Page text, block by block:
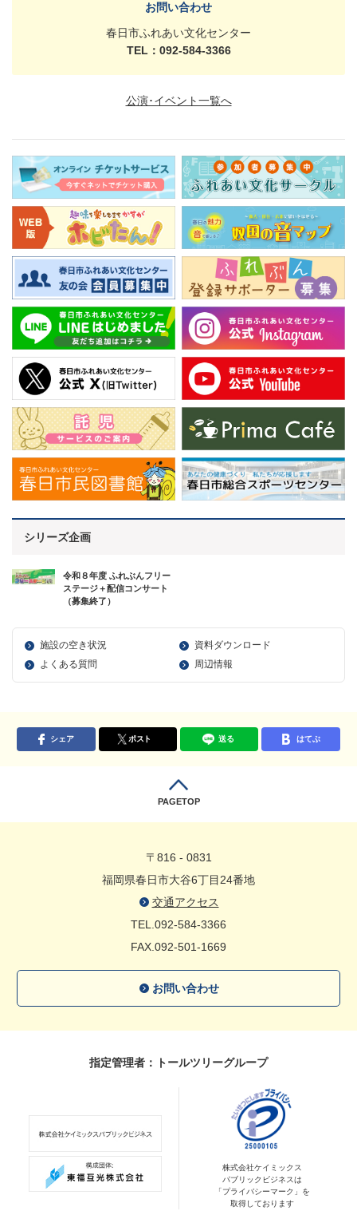
お問い合わせ
春日市ふれあい文化センター
TEL：092-584-3366
公演･イベント一覧へ
シリーズ企画
令和８年度 ふれぶんフリー
ステージ＋配信コンサート
（募集終了）
施設の空き状況
資料ダウンロード
よくある質問
周辺情報
シェア ポスト 送る はてぶ
PAGETOP
〒816 - 0831
福岡県春日市大谷6丁目24番地
交通アクセス
TEL.092-584-3366
FAX.092-501-1669
お問い合わせ
指定管理者：トールツリーグループ
株式会社ケイミックス
パブリックビジネスは
「プライバシーマーク」を
取得しております